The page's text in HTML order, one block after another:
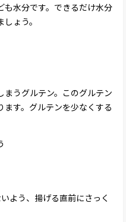
も水分です。できるだけ水分
ょう。
うグルテン。このグルテン
す。グルテンを少なくする
よう、揚げる直前にさっく